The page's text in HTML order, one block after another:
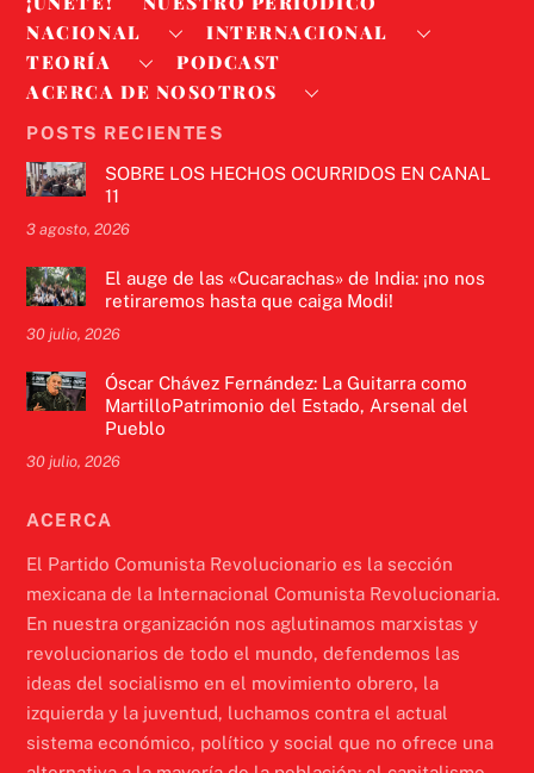
NACIONAL
INTERNACIONAL
TEORÍA
PODCAST
ACERCA DE NOSOTROS
POSTS RECIENTES
SOBRE LOS HECHOS OCURRIDOS EN CANAL
11
3 agosto, 2026
El auge de las «Cucarachas» de India: ¡no nos
retiraremos hasta que caiga Modi!
30 julio, 2026
Óscar Chávez Fernández: La Guitarra como
MartilloPatrimonio del Estado, Arsenal del
Pueblo
30 julio, 2026
ACERCA
El Partido Comunista Revolucionario es la sección
mexicana de la Internacional Comunista Revolucionaria.
En nuestra organización nos aglutinamos marxistas y
revolucionarios de todo el mundo, defendemos las
ideas del socialismo en el movimiento obrero, la
izquierda y la juventud, luchamos contra el actual
sistema económico, político y social que no ofrece una